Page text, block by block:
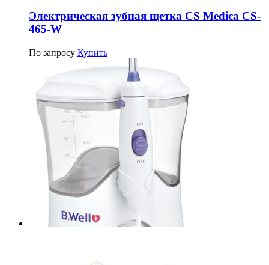
Электрическая зубная щетка CS Medica CS-
465-W
По запросу Купить